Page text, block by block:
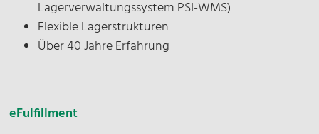
Name
Lagerverwaltungssystem PSI-WMS)
Flexible Lagerstrukturen
Über 40 Jahre Erfahrung
eFulfillment